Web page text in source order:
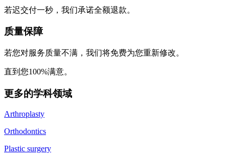
若迟交付一秒，我们承诺全额退款。
质量保障
若您对服务质量不满，我们将免费为您重新修改。
直到您100%满意。
更多的学科领域
Arthroplasty
Orthodontics
Plastic surgery